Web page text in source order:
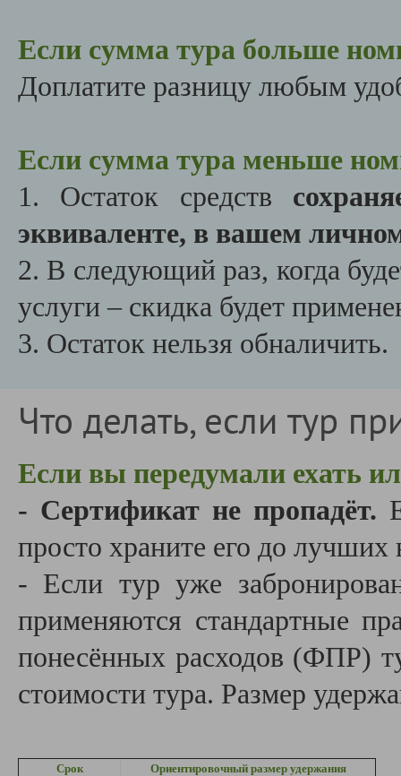
Если сумма тура больше
Доплатите разницу любым
Если сумма тура меньше
1. Остаток средств
эквиваленте, в вашем
2. В следующий раз, когда
услуги – скидка будет
3. Остаток нельзя обналичить.
Что делать, если тур
Если вы передумали ехать
- Сертификат не пропадёт.
просто храните его до
- Если тур уже
применяются стандартные
понесённых расходов (ФПР)
стоимости тура. Размер
Срок
Ориентировочный размер удержания